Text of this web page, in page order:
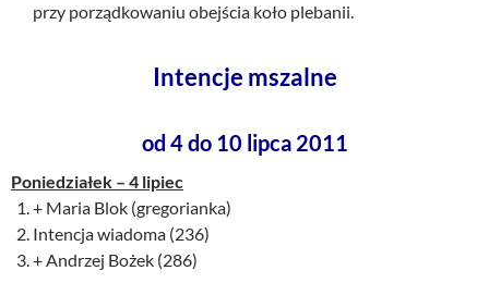
przy porządkowaniu obejścia koło plebanii.
Intencje mszalne
od 4 do 10 lipca 2011
Poniedziałek – 4 lipiec
+ Maria Blok (gregorianka)
Intencja wiadoma (236)
+ Andrzej Bożek (286)